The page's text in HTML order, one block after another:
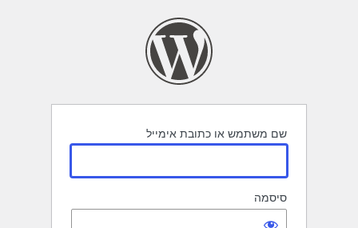
שם משתמש או כתובת אימייל
סיסמה